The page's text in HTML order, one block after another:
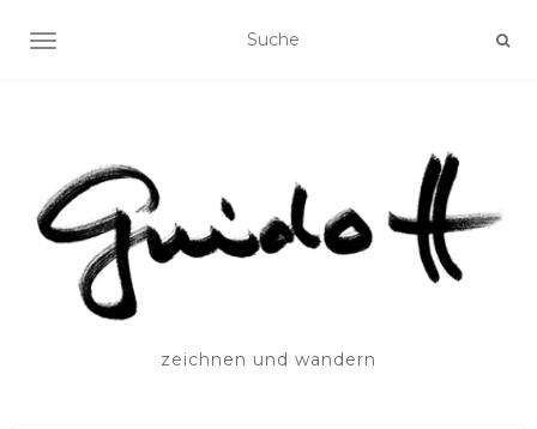
SCHALTE NAVIGATION
zeichnen und wandern